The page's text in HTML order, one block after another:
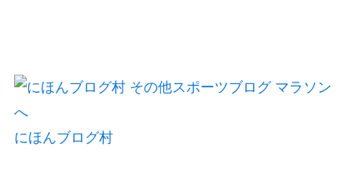
にほんブログ村